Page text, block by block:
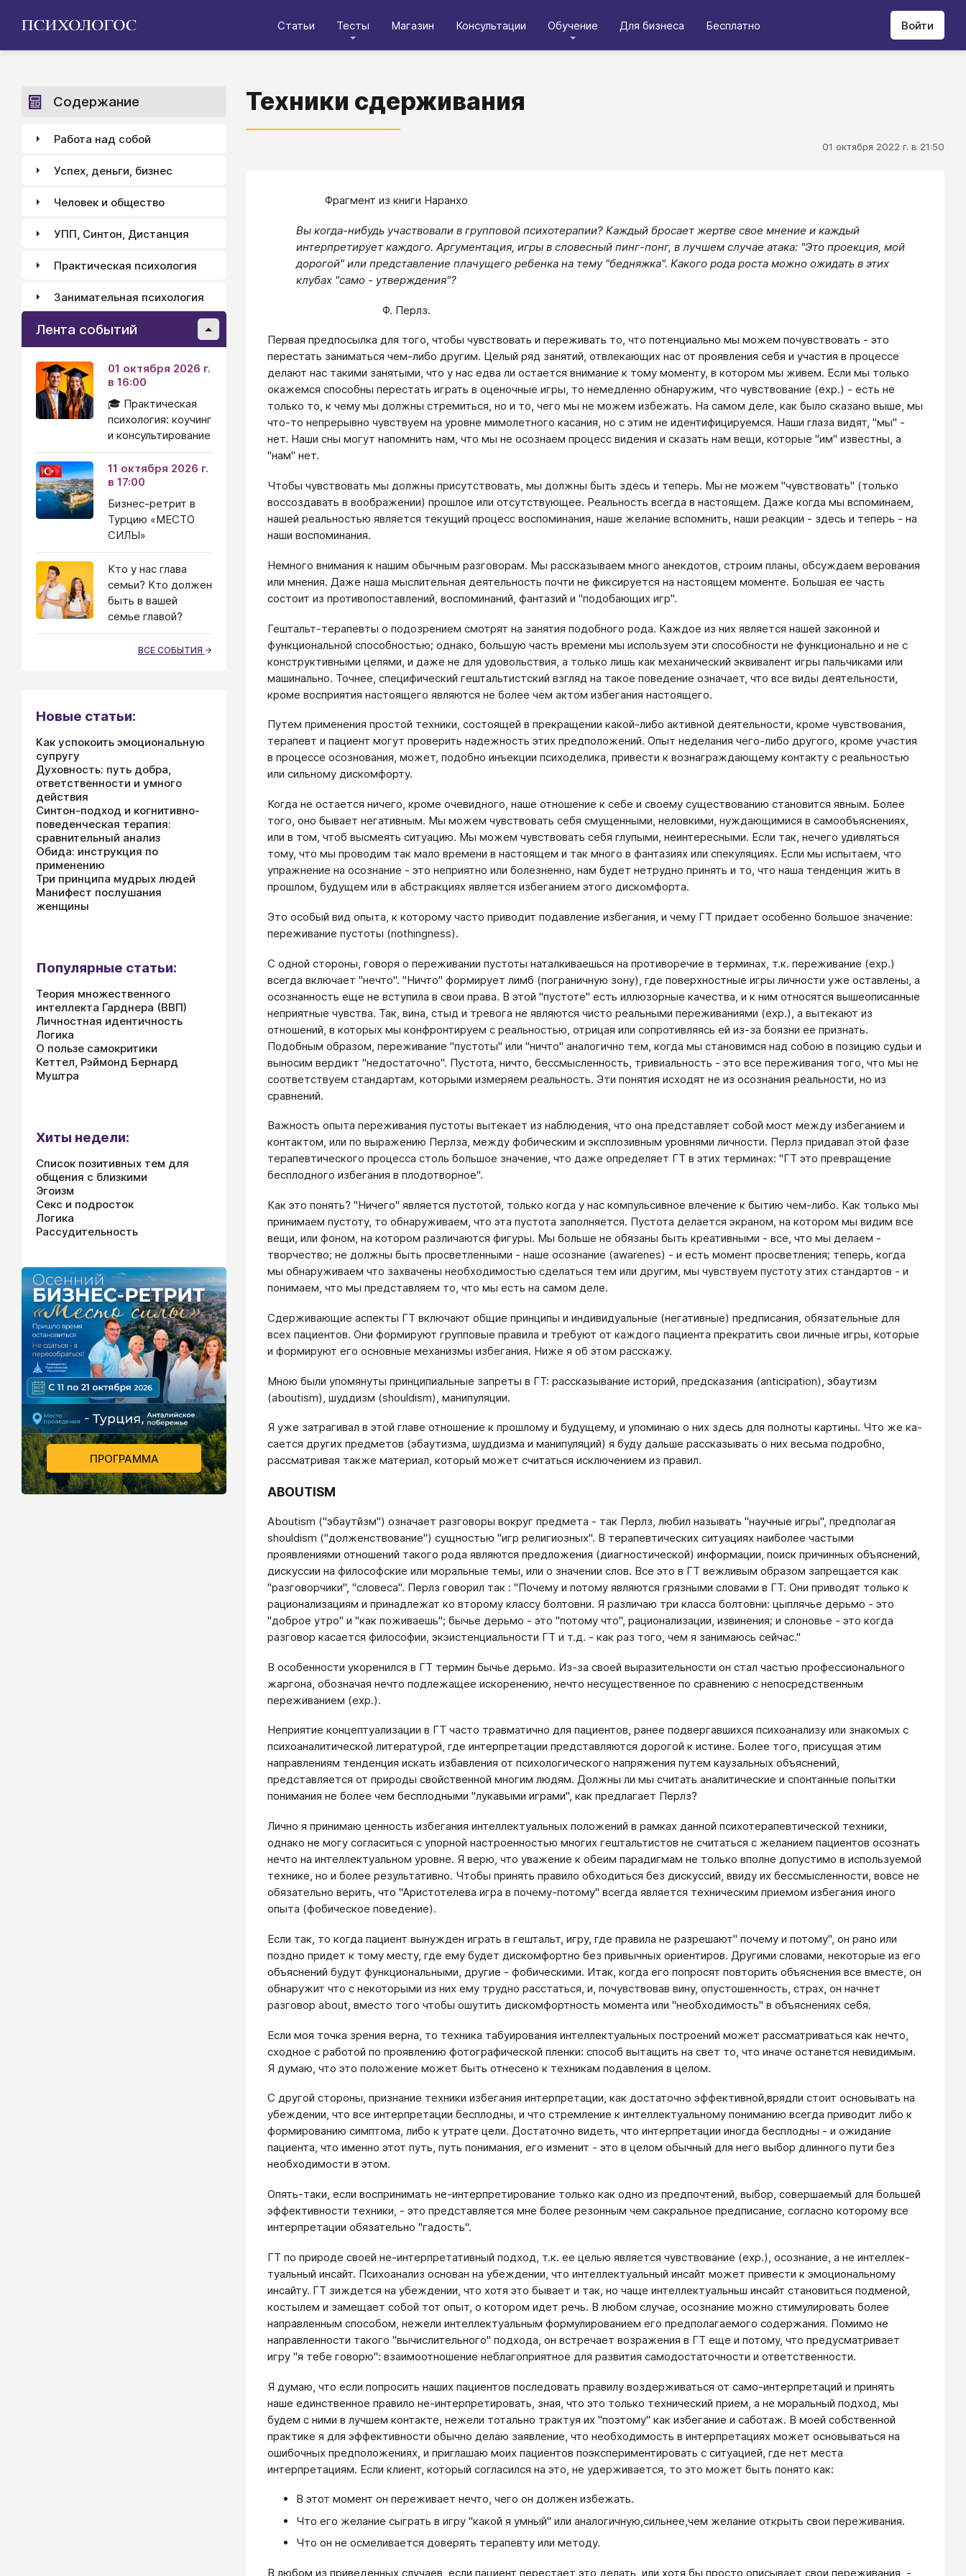
Статьи Тесты Магазин Консультации Обучение Для бизнеса Бесплатно Войти
Техники сдерживания
01 октября 2022 г. в 21:50
Фрагмент из книги Наранхо
Вы когда-нибудь участвовали в групповой психотерапии? Каж­дый бросает жертве свое мнение и каждый
интерпретирует каждого. Аргументация, игры в словесный пинг-понг, в лучшем случае ата­ка: "Это проекция, мой
дорогой" или представление плачущего ребенка на тему "бедняжка". Какого рода роста можно ожидать в этих
клубах "само - утверждения"?
Ф. Перлз.
Первая предпосылка для того, чтобы чувствовать и пережи­вать то, что потенциально мы можем почувствовать - это
перес­тать заниматься чем-либо другим. Целый ряд занятий, отвлекаю­щих нас от проявления себя и участия в процессе
делают нас та­кими занятыми, что у нас едва ли остается внимание к тому мо­менту, в котором мы живем. Если мы только
окажемся способны перестать играть в оценочные игры, то немедленно обнаружим, что чувствование (ехр.) - есть не
только то, к чему мы должны стремиться, но и то, чего мы не можем избежать. На самом деле, как было сказано выше, мы
что-то непрерывно чувствуем на уров­не мимолетного касания, но с этим не идентифицируемся. Наши глаза видят, "мы" -
нет. Наши сны могут напомнить нам, что мы не осознаем процесс видения и сказать нам вещи, которые "им" известны, а
"нам" нет.
Чтобы чувствовать мы должны присутствовать, мы должны быть здесь и теперь. Мы не можем "чувствовать" (только
воссоз­давать в воображении) прошлое или отсутствующее. Реальность всегда в настоящем. Даже когда мы вспоминаем,
нашей реаль­ностью является текущий процесс воспоминания, наше желание вспомнить, наши реакции - здесь и теперь - на
наши воспомина­ния.
Немного внимания к нашим обычным разговорам. Мы рассказы­ваем много анекдотов, строим планы, обсуждаем верования
или мнения. Даже наша мыслительная деятельность почти не фиксиру­ется на настоящем моменте. Большая ее часть
состоит из проти­вопоставлений, воспоминаний, фантазий и "подобающих игр".
Гештальт-терапевты о подозрением смотрят на занятия по­добного рода. Каждое из них является нашей законной и
функцио­нальной способностью; однако, большую часть времени мы исполь­зуем эти способности не функционально и не с
конструктивными целями, и даже не для удовольствия, а только лишь как механи­ческий эквивалент игры пальчиками или
машинально. Точнее, спе­цифический гештальтистский взгляд на такое поведение означает, что все виды деятельности,
кроме восприятия настоящего являют­ся не более чем актом избегания настоящего.
Путем применения простой техники, состоящей в прекращении какой-либо активной деятельности, кроме чувствования,
терапевт и пациент могут проверить надежность этих предположений. Опыт неделания чего-либо другого, кроме участия
в процессе осознования, может, подобно инъекции психоделика, привести к вознаграждающему контакту с реальностью
или сильному дискомфорту.
Когда не остается ничего, кроме очевидного, наше отноше­ние к себе и своему существованию становится явным. Более
то­го, оно бывает негативным. Мы можем чувствовать себя смущенны­ми, неловкими, нуждающимися в самообъяснениях,
или в том, чтоб высмеять ситуацию. Мы можем чувствовать себя глупыми, неинте­ресными. Если так, нечего удивляться
тому, что мы проводим так мало времени в настоящем и так много в фантазиях или спекуля­циях. Если мы испытаем, что
упражнение на осознание - это неп­риятно или болезненно, нам будет нетрудно принять и то, что наша тенденция жить в
прошлом, будущем или в абстракциях явля­ется избеганием этого дискомфорта.
Это особый вид опыта, к которому часто приводит подавле­ние избегания, и чему ГТ придает особенно большое значение:
переживание пустоты (nothingness).
С одной стороны, говоря о переживании пустоты наталкива­ешься на противоречие в терминах, т.к. переживание (ехр.)
всегда включает "нечто". "Ничто" формирует лимб (пограничную зону), где поверхностные игры личности уже оставлены, а
осознанность еще не вступила в свои права. В этой "пустоте" есть иллюзорные качества, и к ним относятся вышеописанные
неприятные чувства. Так, вина, стыд и тревога не являются чисто реальными переживаниями (exp.), а вытекают из
отношений, в которых мы конфронтируем с реальностью, отрицая или сопротивляясь ей из-за боязни ее признать.
Подобным образом, переживание "пустоты" или "ничто" аналогично тем, когда мы становимся над со­бою в позицию судьи и
выносим вердикт "недостаточно". Пустота, ничто, бессмысленность, тривиальность - это все переживания того, что мы не
соответствуем стандартам, которыми измеряем реальность. Эти понятия исходят не из осознания реальности, но из
сравнений.
Важность опыта переживания пустоты вытекает из наблюде­ния, что она представляет собой мост между избеганием и
кон­тактом, или по выражению Перлза, между фобическим и эксплозив­ным уровнями личности. Перлз придавал этой фазе
терапевтичес­кого процесса столь большое значение, что даже определяет ГТ в этих терминах: "ГТ это превращение
бесплодного избегания в плодотворное".
Как это понять? "Ничего" является пустотой, только когда у нас компульсивное влечение к бытию чем-либо. Как только мы
принимаем пустоту, то обнаруживаем, что эта пустота заполняет­ся. Пустота делается экраном, на котором мы видим все
вещи, или фоном, на котором различаются фигуры. Мы больше не обязаны быть креативными - все, что мы делаем -
творчество; не должны быть просветленными - наше осознание (awarenes) - и есть момент просветления; теперь, когда
мы обнаруживаем что захвачены необходимостью сделаться тем или другим, мы чувствуем пустоту этих стандартов - и
понимаем, что мы представляем то, что мы есть на самом деле.
Сдерживающие аспекты ГТ включают общие принципы и индиви­дуальные (негативные) предписания, обязательные для
всех паци­ентов. Они формируют групповые правила и требуют от каждого пациента прекратить свои личные игры, которые
и формируют его основные механизмы избегания. Ниже я об этом расскажу.
Мною были упомянуты принципиальные запреты в ГТ: расска­зывание историй, предсказания (anticipation), эбаутизм
(aboutism), шуддизм (shouldism), манипуляции.
Я уже затрагивал в этой главе отношение к прошлому и бу­дущему, и упоминаю о них здесь для полноты картины. Что же ка­
сается других предметов (эбаутизма, шуддизма и манипуляций) я буду дальше рассказывать о них весьма подробно,
рассматривая также материал, который может считаться исключением из правил.
АВОUТISМ
Aboutism ("эбаутйзм") означает разговоры вокруг предмета - так Перлз, любил называть "научные игры", предполагая
shouldism ("долженствование") сущностью "игр религиозных". В терапевтических ситуациях наиболее частыми
проявлениями отно­шений такого рода являются предложения (диагностической) ин­формации, поиск причинных объяснений,
дискуссии на философские или моральные темы, или о значении слов. Все это в ГТ вежливым образом запрещается как
"разговорчики", "словеса". Перлз гово­рил так : "Почему и потому являются грязными словами в ГТ. Они приводят только к
рационализациям и принадлежат ко второму классу болтовни. Я различаю три класса болтовни: цыплячье дерьмо - это
"доброе утро" и "как поживаешь"; бычье дерьмо - это "потому что", рационализации, извинения; и слоновье - это когда
разговор касается философии, экэистенциальности ГТ и т.д. - как раз того, чем я занимаюсь сейчас."
В особенности укоренился в ГТ термин бычье дерьмо. Из-за своей выразительности он стал частью профессионального
жарго­на, обозначая нечто подлежащее искоренению, нечто несуществен­ное по сравнению с непосредственным
переживанием (exp.).
Неприятие концептуализации в ГТ часто травматично для па­циентов, ранее подвергавшихся психоанализу или знакомых с
пси­хоаналитической литературой, где интерпретации представляются дорогой к истине. Более того, присущая этим
направлениям тен­денция искать избавления от психологического напряжения путем каузальных объяснений,
представляется от природы свойственной многим людям. Должны ли мы считать аналитические и спонтанные попытки
понимания не более чем бесплодными "лукавыми играми", как предлагает Перлз?
Лично я принимаю ценность избегания интеллектуальных по­ложений в рамках данной психотерапевтической техники,
однако не могу согласиться с упорной настроенностью многих гештальтистов не считаться с желанием пациентов осознать
нечто на интеллектуальном уровне. Я верю, что уважение к обеим парадигмам не только вполне допустимо в используемой
технике, но и более результативно. Чтобы принять правило обходиться без дискус­сий, ввиду их бессмысленности, вовсе не
обязательно верить, что "Аристотелева игра в почему-потому" всегда является техничес­ким приемом избегания иного
опыта (фобическое поведение).
Если так, то когда пациент вынужден играть в гештальт, игру, где правила не разрешают" почему и потому", он рано или
поздно придет к тому месту, где ему будет дискомфортно без привычных ориентиров. Другими словами, некоторые из его
объясне­ний будут функциональными, другие - фобическими. Итак, когда его попросят повторить объяснения все вместе, он
обнаружит что с некоторыми из них ему трудно расстаться, и, почувствовав вину, опустошенность, страх, он начнет
разговор about, вместо того чтобы ошутить дискомфортность момента или "необходимость" в объяснениях себя.
Если моя точка зрения верна, то техника табуирования ин­теллектуальных построений может рассматриваться как нечто,
сходное с работой по проявлению фотографической пленки: способ вытащить на свет то, что иначе останется невидимым.
Я думаю, что это положение может быть отнесено к техникам подавления в целом.
С другой стороны, признание техники избегания интерпрета­ции, как достаточно эффективной,врядли стоит основывать на
убеждении, что все интерпретации бесплодны, и что стремление к интеллектуальному пониманию всегда приводит либо к
формирова­нию симптома, либо к утрате цели. Достаточно видеть, что ин­терпретации иногда бесплодны - и ожидание
пациента, что именно этот путь, путь понимания, его изменит - это в целом обычный для него выбор длинного пути без
необходимости в этом.
Опять-таки, если воспринимать не-интерпретирование только как одно из предпочтений, выбор, совершаемый для боль­шей
эффективности техники, - это представляется мне более ре­зонным чем сакральное предписание, согласно которому все
ин­терпретации обязательно "гадость".
ГТ по природе своей не-интерпретативный подход, т.к. ее целью является чувствование (exp.), осознание, а не интеллек­
туальный инсайт. Психоанализ основан на убеждении, что интел­лектуальный инсайт может привести к эмоциональному
инсайту. ГТ зиждется на убеждении, что хотя это бывает и так, но чаще интеллектуальньш инсайт становиться подменой,
костылем и замеща­ет собой тот опыт, о котором идет речь. В любом случае, осоз­нание можно стимулировать более
направленным способом, нежели интеллектуальным формулированием его предполагаемого содержа­ния. Помимо не
направленности такого "вычислительного" подхода, он встречает возражения в ГТ еще и потому, что предусматривает
игру "я тебе говорю": взаимоотношение неблагоприятное для раз­вития самодостаточности и ответственности.
Я думаю, что если попросить наших пациентов последовать правилу воздерживаться от само-интерпретаций и принять
наше единственное правило не-интерпретировать, зная, что это только технический прием, а не моральный подход, мы
будем с ними в лучшем контакте, нежели тотально трактуя их "поэтому" как из­бегание и саботаж. В моей собственной
практике я для эффектив­ности обычно делаю заявление, что необходимость в интерпрета­циях может основываться на
ошибочных предположениях, и пригла­шаю моих пациентов поэкспериментировать с ситуацией, где нет места
интерпретациям. Если клиент, который согласился на это, не удерживается, то это может быть понято как:
В этот момент он переживает нечто, чего он должен из­бежать.
Что его желание сыграть в игру "какой я умный" или аналогичную,сильнее,чем желание открыть свои переживания.
Что он не осмеливается доверять терапевту или методу.
В любом из приведенных случаев, если пациент перестает это де­лать, или хотя бы просто описывает свои переживания, -
Содержание
Работа над собой
Успех, деньги, бизнес
Человек и общество
УПП, Синтон, Дистанция
Практическая психология
Занимательная психология
Лента событий
01 октября 2026 г.
в 16:00
🎓 Практическая
психология: коучинг
и консультирование
11 октября 2026 г.
в 17:00
Бизнес-ретрит в
Турцию «МЕСТО
СИЛЫ»
Кто у нас глава
семьи? Кто должен
быть в вашей
семье главой?
ВСЕ СОБЫТИЯ
Новые статьи:
Как успокоить эмоциональную
супругу
Духовность: путь добра,
ответственности и умного
действия
Синтон-подход и когнитивно-
поведенческая терапия:
сравнительный анализ
Обида: инструкция по
применению
Три принципа мудрых людей
Манифест послушания
женщины
Популярные статьи:
Теория множественного
интеллекта Гарднера (ВВП)
Личностная идентичность
Логика
О пользе самокритики
Кеттел, Рэймонд Бернард
Муштра
Хиты недели:
Список позитивных тем для
общения с близкими
Эгоизм
Секс и подросток
Логика
Рассудительность
ПРОГРАММА